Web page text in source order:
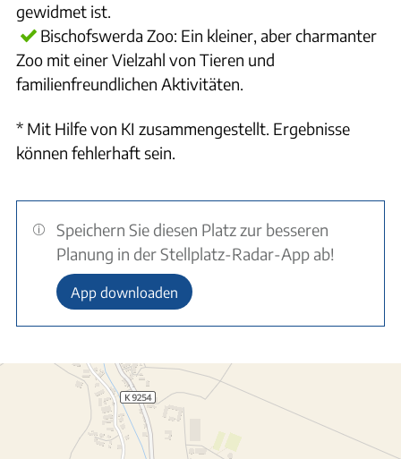
gewidmet ist.
Bischofswerda Zoo: Ein kleiner, aber charmanter
Zoo mit einer Vielzahl von Tieren und
familienfreundlichen Aktivitäten.
* Mit Hilfe von KI zusammengestellt. Ergebnisse
können fehlerhaft sein.
Speichern Sie diesen Platz zur besseren
Planung in der Stellplatz-Radar-App ab!
App downloaden